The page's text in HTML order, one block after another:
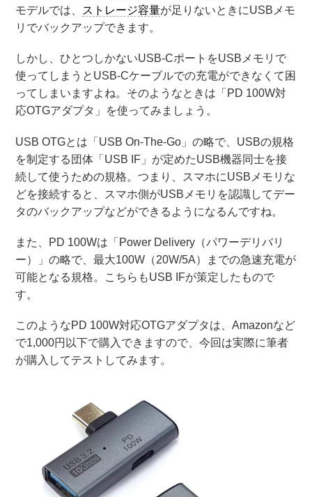
モデルでは、 ストレージ容量が足りないときにUSBメモ
リでバックアップできます。
しかし、ひとつしかないUSB-CポートをUSBメモリで
使ってしまうとUSB-Cケーブルでの充電ができなくて困
ってしまいますよね。そのようなときは「PD 100W対
応OTGアダプタ」を使ってみましょう。
USB OTGとは「USB On-The-Go」の略で、USBの規格
を制定する団体「USB IF」が定めたUSB機器同士を接
続して使うための規格。つまり、スマホにUSBメモリな
どを接続すると、スマホ側がUSBメモリを認識してデー
タのバックアップなどができるようになるんですね。
また、PD 100Wは「Power Delivery（パワーデリバリ
ー）」の略で、最大100W（20W/5A）までの急速充電が
可能となる規格。こちらもUSB IFが策定したもので
す。
このようなPD 100W対応OTGアダプタは、Amazonなど
で1,000円以下で購入できますので、今回は実際に筆者
が購入してテストしてみます。